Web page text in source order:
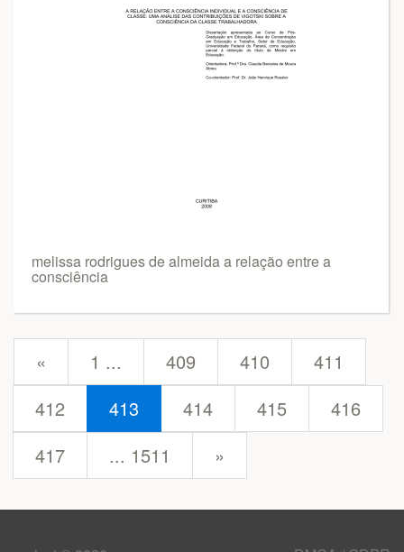
melissa rodrigues de almeida a relação entre a
consciência
« 1 ... 409 410
411
412
413 414 415
416
417
... 1511 »